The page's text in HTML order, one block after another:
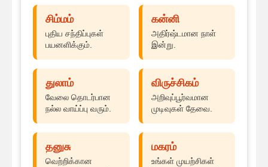
சிம்மம்
புதிய சந்திப்புகள்
பயனளிக்கும்.
கன்னி
அதிர்ஷ்டமான நாள்
இன்று.
துலாம்
வேலை தொடர்பான
நல்ல வாய்ப்பு வரும்.
விருச்சிகம்
அறிவுப்பூர்வமான
முடிவுகள் தேவை.
தனுசு
வெற்றிக்கான
மகரம்
உங்கள் முயற்சிகள்